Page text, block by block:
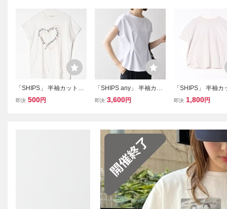
「SHIPS」 半袖カットソ
ー ONE SIZE ホワイト レ
即決 500円
「SHIPS any」 半袖カッ
トソー ONE SIZE ホワイ
即決 3,600円
「SHIPS」 半袖カ
ー ONE SIZE ホワ
即決 1,800円